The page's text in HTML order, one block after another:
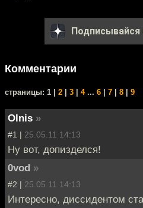
Подписывайся
Комментарии
cтраницы: 1 | 2 3 4... 6 7 8 9
Olnis »
#1 | 25.05.11 14:13
Ну вот, допизделся!
0vod »
#2 | 25.05.11 14:13
Интересно, диссидентом